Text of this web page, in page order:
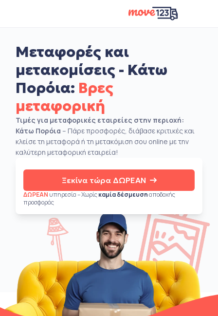
Μεταφορές και
μετακομίσεις - Κάτω
Πορόια: Βρες
μεταφορική
Τιμές για μεταφορικές εταιρείες στην περιοχή:
Κάτω Πορόια – Πάρε προσφορές, διάβασε κριτικές και
κλείσε τη μεταφορά ή τη μετακόμιση σου online με την
καλύτερη μεταφορική εταιρεία!
Ξεκίνα τώρα ΔΩΡΕΑΝ
ΔΩΡΕΑΝ υπηρεσία – Χωρίςκαμία δέσμευσηαποδοχής
προσφοράς